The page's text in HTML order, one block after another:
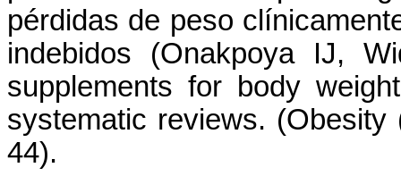
pérdidas de peso
indebidos (Onakpoya IJ,
supplements for body weight
systematic reviews. (Obesity
44).